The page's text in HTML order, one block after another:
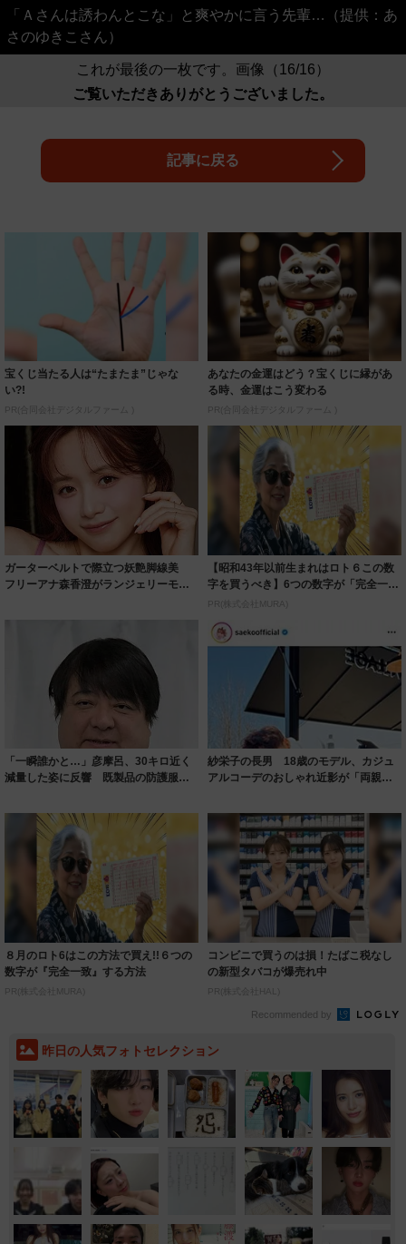
「Ａさんは誘わんとこな」と爽やかに言う先輩…（提供：あ
さのゆきこさん）
これが最後の一枚です。画像（16/16）
ご覧いただきありがとうございました。
記事に戻る
宝くじ当たる人は“たまたま”じゃな
い?!
PR(合同会社デジタルファーム )
あなたの金運はどう？宝くじに縁があ
る時、金運はこう変わる
PR(合同会社デジタルファーム )
ガーターベルトで際立つ妖艶脚線美
フリーアナ森香澄がランジェリーモデ
【昭和43年以前生まれはロト６この数
字を買うべき】6つの数字が「完全一
致」する方...
PR(株式会社MURA)
「一瞬誰かと…」彦摩呂、30キロ近く
減量した姿に反響 既製品の防護服が
紗栄子の長男 18歳のモデル、カジュ
アルコーデのおしゃれ近影が「両親の
８月のロト6はこの方法で買え!!６つの
数字が『完全一致』する方法
PR(株式会社MURA)
コンビニで買うのは損！たばこ税なし
の新型タバコが爆売れ中
PR(株式会社HAL)
Recommended by
昨日の人気フォトセレクション